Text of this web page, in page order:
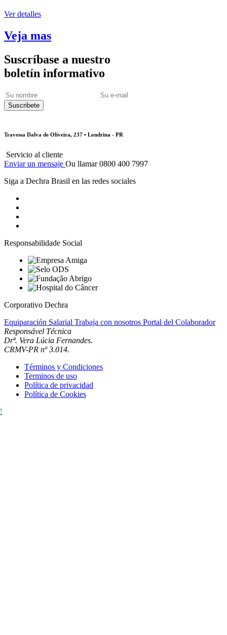
Ver detalles
Veja mas
Suscríbase a nuestro
boletín informativo
Travessa Dalva de Oliveira, 237 • Londrina - PR
Servicio al cliente
Enviar un mensaje Ou llamar 0800 400 7997
Siga a Dechra Brasil en las redes sociales
Responsabilidade Social
Corporativo Dechra
Equiparación Salarial Trabaja con nosotros Portal del Colaborador
Responsável Técnica
Drª. Vera Lúcia Fernandes.
CRMV-PR nº 3.014.
Términos y Condiciones
Terminos de uso
Política de privacidad
Política de Cookies